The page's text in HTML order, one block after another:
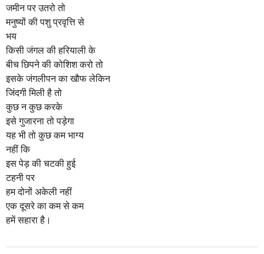
जमीन पर उतरो तो
मनुष्यों की पशु प्रवृत्ति से
भय
किसी जंगल की हरियाली के
बीच छिपने की कोशिश करो तो
इसके जंगलीपन का खौफ लेकिन
जिंदगी मिली है तो
कुछ न कुछ करके
इसे गुजारना तो पड़ेगा
यह भी तो कुछ कम भाग्य
नहीं कि
इस पेड़ की चटकी हुई
टहनी पर
हम दोनों अकेली नहीं
एक दूसरे का कम से कम
हमें सहारा है।